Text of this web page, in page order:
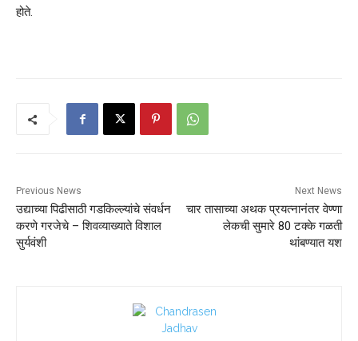
होते.
Previous News
उद्याच्या पिढीसाठी गडकिल्ल्यांचे संवर्धन
करणे गरजेचे – शिवव्याख्याते विशाल
सुर्यवंशी
Next News
चार तासाच्या अथक प्रयत्नानंतर वेण्णा
लेकची सुमारे 80 टक्के गळती
थांबण्यात यश